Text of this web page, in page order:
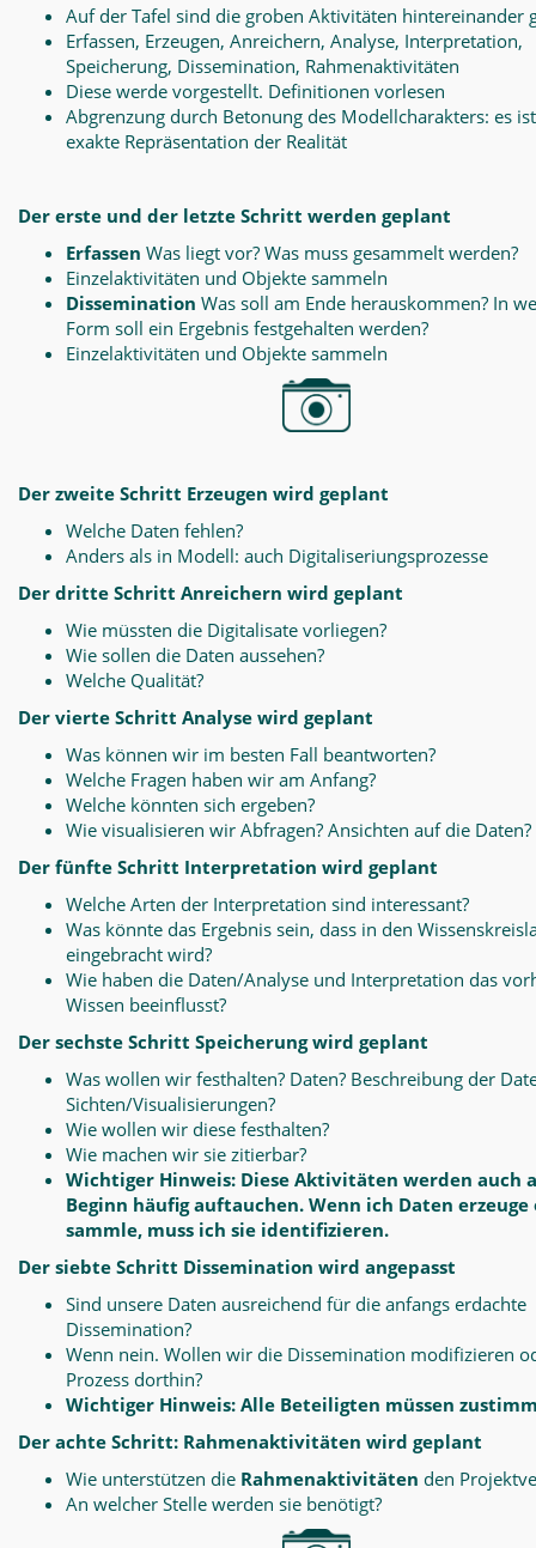
Auf der Tafel sind die groben Aktivitäten hintereinander
Erfassen, Erzeugen, Anreichern, Analyse, Interpretation,
Speicherung, Dissemination, Rahmenaktivitäten
Diese werde vorgestellt. Definitionen vorlesen
Abgrenzung durch Betonung des Modellcharakters: es
exakte Repräsentation der Realität
Der erste und der letzte Schritt werden geplant
Erfassen Was liegt vor? Was muss gesammelt werden?
Einzelaktivitäten und Objekte sammeln
Dissemination Was soll am Ende herauskommen? In
Form soll ein Ergebnis festgehalten werden?
Einzelaktivitäten und Objekte sammeln
Der zweite Schritt Erzeugen wird geplant
Welche Daten fehlen?
Anders als in Modell: auch Digitaliseriungsprozesse
Der dritte Schritt Anreichern wird geplant
Wie müssten die Digitalisate vorliegen?
Wie sollen die Daten aussehen?
Welche Qualität?
Der vierte Schritt Analyse wird geplant
Was können wir im besten Fall beantworten?
Welche Fragen haben wir am Anfang?
Welche könnten sich ergeben?
Wie visualisieren wir Abfragen? Ansichten auf die Daten?
Der fünfte Schritt Interpretation wird geplant
Welche Arten der Interpretation sind interessant?
Was könnte das Ergebnis sein, dass in den
eingebracht wird?
Wie haben die Daten/Analyse und Interpretation das
Wissen beeinflusst?
Der sechste Schritt Speicherung wird geplant
Was wollen wir festhalten? Daten? Beschreibung der
Sichten/Visualisierungen?
Wie wollen wir diese festhalten?
Wie machen wir sie zitierbar?
Wichtiger Hinweis: Diese Aktivitäten werden auch
Beginn häufig auftauchen. Wenn ich Daten erzeuge
sammle, muss ich sie identifizieren.
Der siebte Schritt Dissemination wird angepasst
Sind unsere Daten ausreichend für die anfangs erdachte
Dissemination?
Wenn nein. Wollen wir die Dissemination modifizieren
Prozess dorthin?
Wichtiger Hinweis: Alle Beteiligten müssen
Der achte Schritt: Rahmenaktivitäten wird geplant
Wie unterstützen die Rahmenaktivitäten den
An welcher Stelle werden sie benötigt?